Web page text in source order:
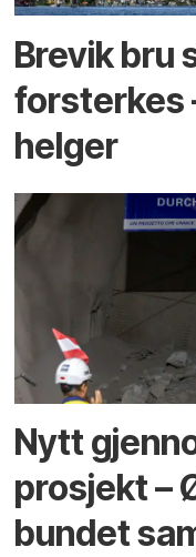
Brevik bru
forsterkes
helger
Nytt
prosjekt –
bundet